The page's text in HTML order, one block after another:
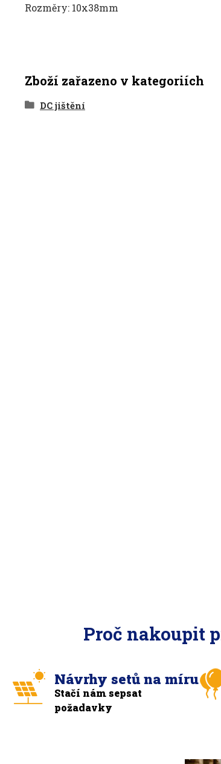
Rozměry: 10x38mm
Zboží zařazeno v kategoriích
DC jištění
Proč nakoupit
Návrhy setů na míru
Stačí nám sepsat
požadavky